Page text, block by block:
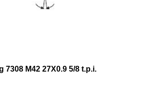
7308 M42 27X0.9 5/8 t.p.i.